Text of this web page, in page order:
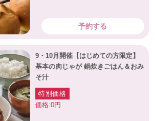
予約する
9・10月開催【はじめての方限定】
基本の肉じゃが 鍋炊きごはん＆おみ
そ汁
特別価格
価格:0円